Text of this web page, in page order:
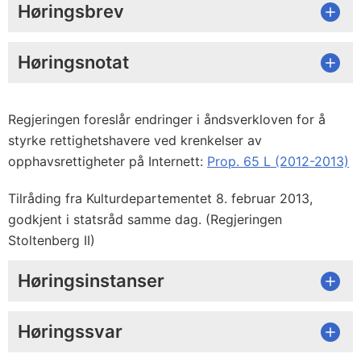
Høringsbrev
Høringsnotat
Regjeringen foreslår endringer i åndsverkloven for å
styrke rettighetshavere ved krenkelser av
opphavsrettigheter på Internett: Prop. 65 L (2012-2013)
Tilråding fra Kulturdepartementet 8. februar 2013,
godkjent i statsråd samme dag. (Regjeringen
Stoltenberg II)
Høringsinstanser
Høringssvar